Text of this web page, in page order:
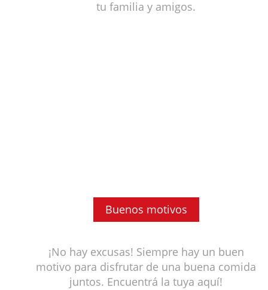
tu familia y amigos.
Buenos motivos
¡No hay excusas! Siempre hay un buen
motivo para disfrutar de una buena comida
juntos. Encuentrá la tuya aquí!